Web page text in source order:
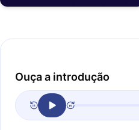
Ouça a introdução